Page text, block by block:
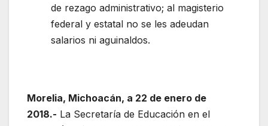
de rezago administrativo; al magisterio
federal y estatal no se les adeudan
salarios ni aguinaldos.
Morelia, Michoacán, a 22 de enero de
2018.- La Secretaría de Educación en el